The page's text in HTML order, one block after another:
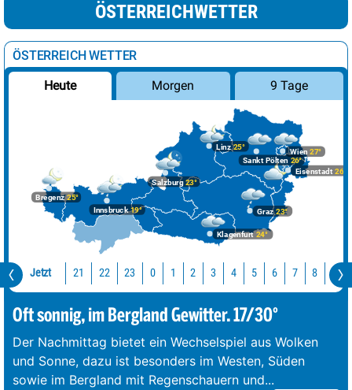
ÖSTERREICHWETTER
ÖSTERREICH WETTER
Heute Morgen 9 Tage
Bregenz25°
Graz23°
Innsbruck19°
Klagenfurt 24°
Linz25°
Salzburg23°
Wien 27°
Eisenstadt 26°
Sankt Pölten 26°
Jetzt 21 22 23 0 1 2 3 4 5 6 7 8
Oft sonnig, im Bergland Gewitter. 17/30°
Der Nachmittag bietet ein Wechselspiel aus Wolken
und Sonne, dazu ist besonders im Westen, Süden
sowie im Bergland mit Regenschauern und...